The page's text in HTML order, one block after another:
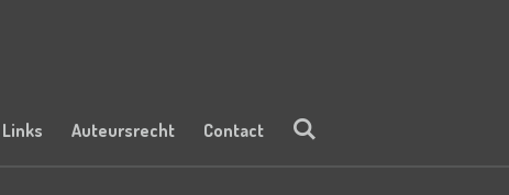
Links Auteursrecht Contact